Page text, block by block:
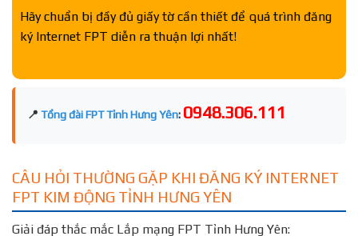
Hãy chuẩn bị đầy đủ giấy tờ cần thiết để quá trình đăng
ký Internet FPT diễn ra thuận lợi nhất!
📍 Tổng đài FPT Tỉnh Hưng Yên: 0948.306.111
CÂU HỎI THƯỜNG GẶP KHI ĐĂNG KÝ INTERNET
FPT KIM ĐỘNG TỈNH HƯNG YÊN
Giải đáp thắc mắc Lắp mạng FPT Tỉnh Hưng Yên: